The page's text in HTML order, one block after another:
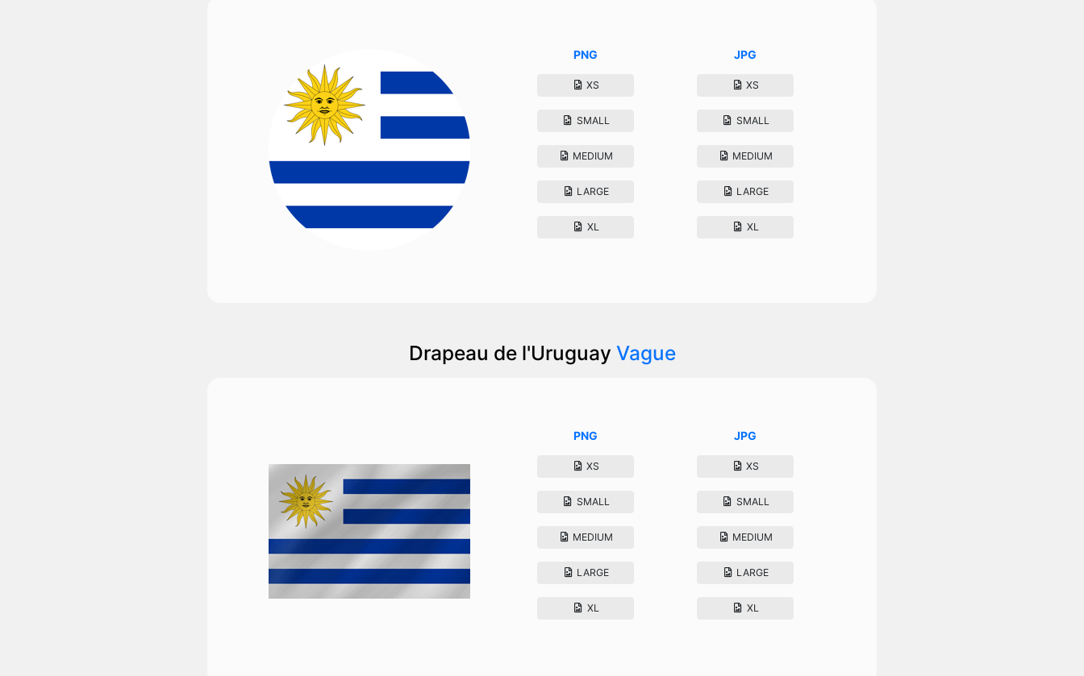
PNG
XS
SMALL
MEDIUM
LARGE
XL
JPG
XS
SMALL
MEDIUM
LARGE
XL
Drapeau de l'Uruguay Vague
PNG
XS
SMALL
MEDIUM
LARGE
XL
JPG
XS
SMALL
MEDIUM
LARGE
XL